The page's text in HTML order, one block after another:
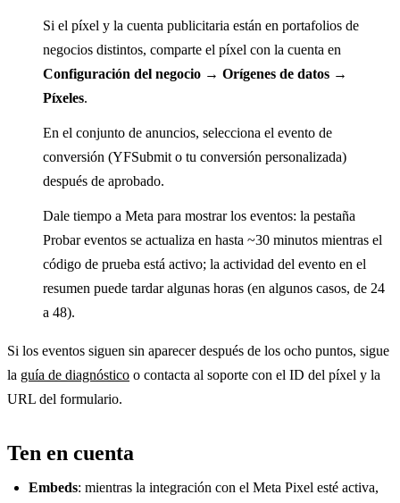
Si el píxel y la cuenta publicitaria están en portafolios de
negocios distintos, comparte el píxel con la cuenta en
Configuración del negocio → Orígenes de datos →
Píxeles.
En el conjunto de anuncios, selecciona el evento de
conversión (YFSubmit o tu conversión personalizada)
después de aprobado.
Dale tiempo a Meta para mostrar los eventos: la pestaña
Probar eventos se actualiza en hasta ~30 minutos mientras el
código de prueba está activo; la actividad del evento en el
resumen puede tardar algunas horas (en algunos casos, de 24
a 48).
Si los eventos siguen sin aparecer después de los ocho puntos, sigue
la guía de diagnóstico o contacta al soporte con el ID del píxel y la
URL del formulario.
Ten en cuenta
Embeds: mientras la integración con el Meta Pixel esté activa,